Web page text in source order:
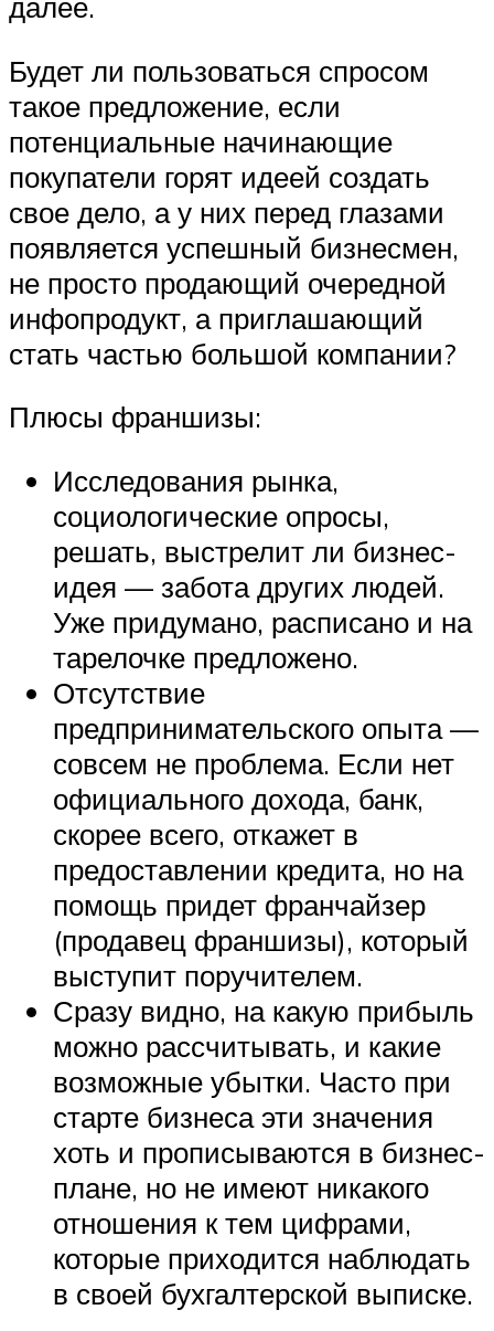
Будет ли пользоваться спросом
такое предложение, если
потенциальные начинающие
покупатели горят идеей создать
свое дело, а у них перед глазами
появляется успешный бизнесмен,
не просто продающий очередной
инфопродукт, а приглашающий
стать частью большой компании?
Плюсы франшизы:
Исследования рынка,
социологические опросы,
решать, выстрелит ли бизнес-
идея — забота других людей.
Уже придумано, расписано и на
тарелочке предложено.
Отсутствие
предпринимательского опыта —
совсем не проблема. Если нет
официального дохода, банк,
скорее всего, откажет в
предоставлении кредита, но на
помощь придет франчайзер
(продавец франшизы), который
выступит поручителем.
Сразу видно, на какую прибыль
можно рассчитывать, и какие
возможные убытки. Часто при
старте бизнеса эти значения
хоть и прописываются в бизнес-
плане, но не имеют никакого
отношения к тем цифрами,
которые приходится наблюдать
в своей бухгалтерской выписке.